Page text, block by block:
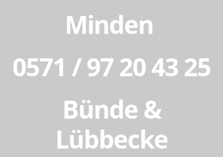
Minden
0571 / 97 20 43 25
Bünde &
Lübbecke